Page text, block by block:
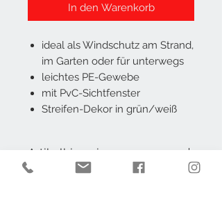
In den Warenkorb
ideal als Windschutz am Strand,
im Garten oder für unterwegs
leichtes PE-Gewebe
mit PvC-Sichtfenster
Streifen-Dekor in grün/weiß
Artikelhinweis